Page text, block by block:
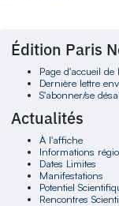
Édition Paris
Page d'accueil
Dernière lettre
S'abonner/se
Actualités
À l'affiche
Informations
Dates Limites
Manifestations
Potentiel
Rencontres